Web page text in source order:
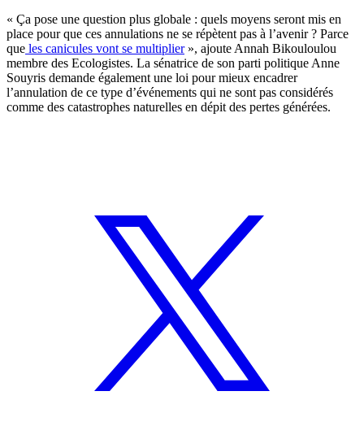
« Ça pose une question plus globale : quels moyens seront mis en
place pour que ces annulations ne se répètent pas à l’avenir ? Parce
que les canicules vont se multiplier», ajoute Annah Bikouloulou
membre des Ecologistes. La sénatrice de son parti politique Anne
Souyris demande également une loi pour mieux encadrer
l’annulation de ce type d’événements qui ne sont pas considérés
comme des catastrophes naturelles en dépit des pertes générées.